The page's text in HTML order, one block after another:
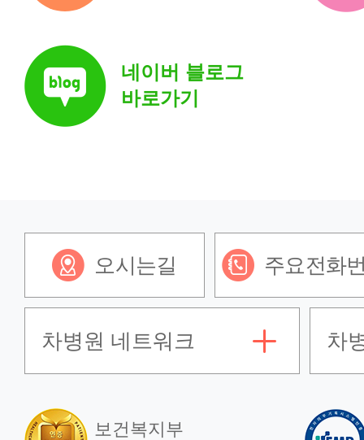
네이버 블로그
바로가기
오시는길 주요전화
차병원 네트워크 차
보건복지부